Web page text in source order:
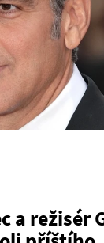
a režisér